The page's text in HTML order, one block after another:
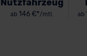
Nutzfahrzeug
ab146 €*/mtl. ab